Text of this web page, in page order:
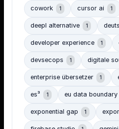
cowork 1 cursor ai 1
deepl alternative 1
developer experience 1
devsecops 1 digitale
enterprise übersetzer 1
es³ 1 eu data boundary
exponential gap 1